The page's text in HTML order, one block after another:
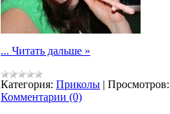
... Читать дальше »
Категория: Приколы | Просмотров:
Комментарии (0)